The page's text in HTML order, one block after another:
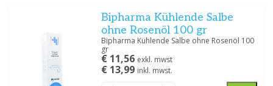
Nach Marke filtern
A. Vogel BV
All-in-1 bvba
Arkopharma Nederland BV(2)
Aurobindo Pharma BV(1)
Gelmuskel- und
Gelenkbeschwerden
Insektenstiche
Bipharma Kühlende Salbe
ohne Rosenöl 100 gr
Bipharma Kühlende Salbe ohne Rosenöl 100
gr
€ 11,56 exkl. mwst
€ 13,99 inkl. mwst.